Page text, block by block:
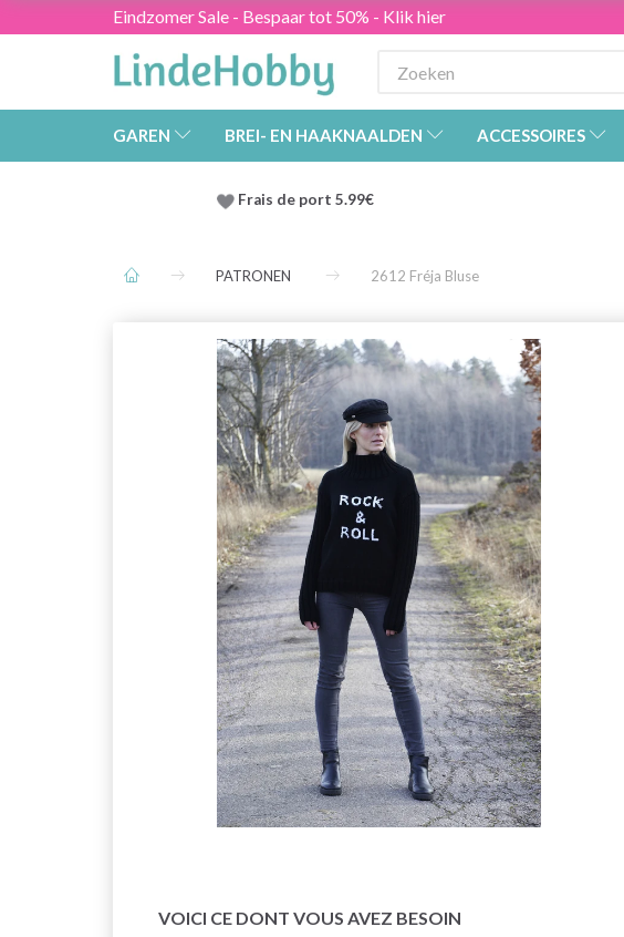
Eindzomer Sale - Bespaar tot 50% - Klik hier
GAREN BREI- EN HAAKNAALDEN ACCESSOIRES
Frais de port 5.99€
PATRONEN 2612 Fréja Bluse
VOICI CE DONT VOUS AVEZ BESOIN